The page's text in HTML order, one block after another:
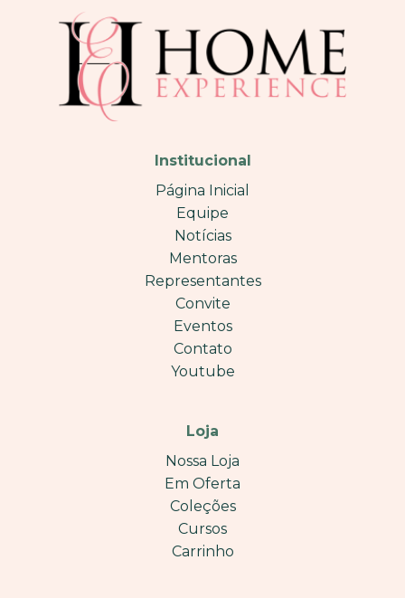
Institucional
Página Inicial
Equipe
Notícias
Mentoras
Representantes
Convite
Eventos
Contato
Youtube
Loja
Nossa Loja
Em Oferta
Coleções
Cursos
Carrinho